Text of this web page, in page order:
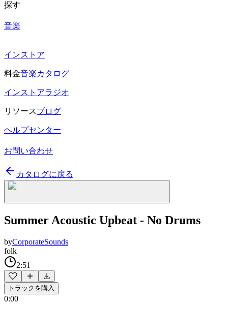
探す
音楽
インストア
料金音楽カタログ
インストアラジオ
リソースブログ
ヘルプセンター
お問い合わせ
カタログに戻る
Summer Acoustic Upbeat - No Drums
byCorporateSounds
folk
2:51
トラックを購入
0:00